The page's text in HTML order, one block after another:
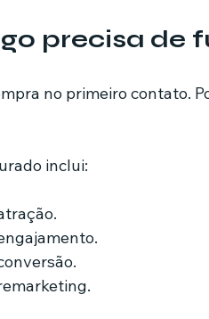
precisa de
no primeiro contato.
inclui: